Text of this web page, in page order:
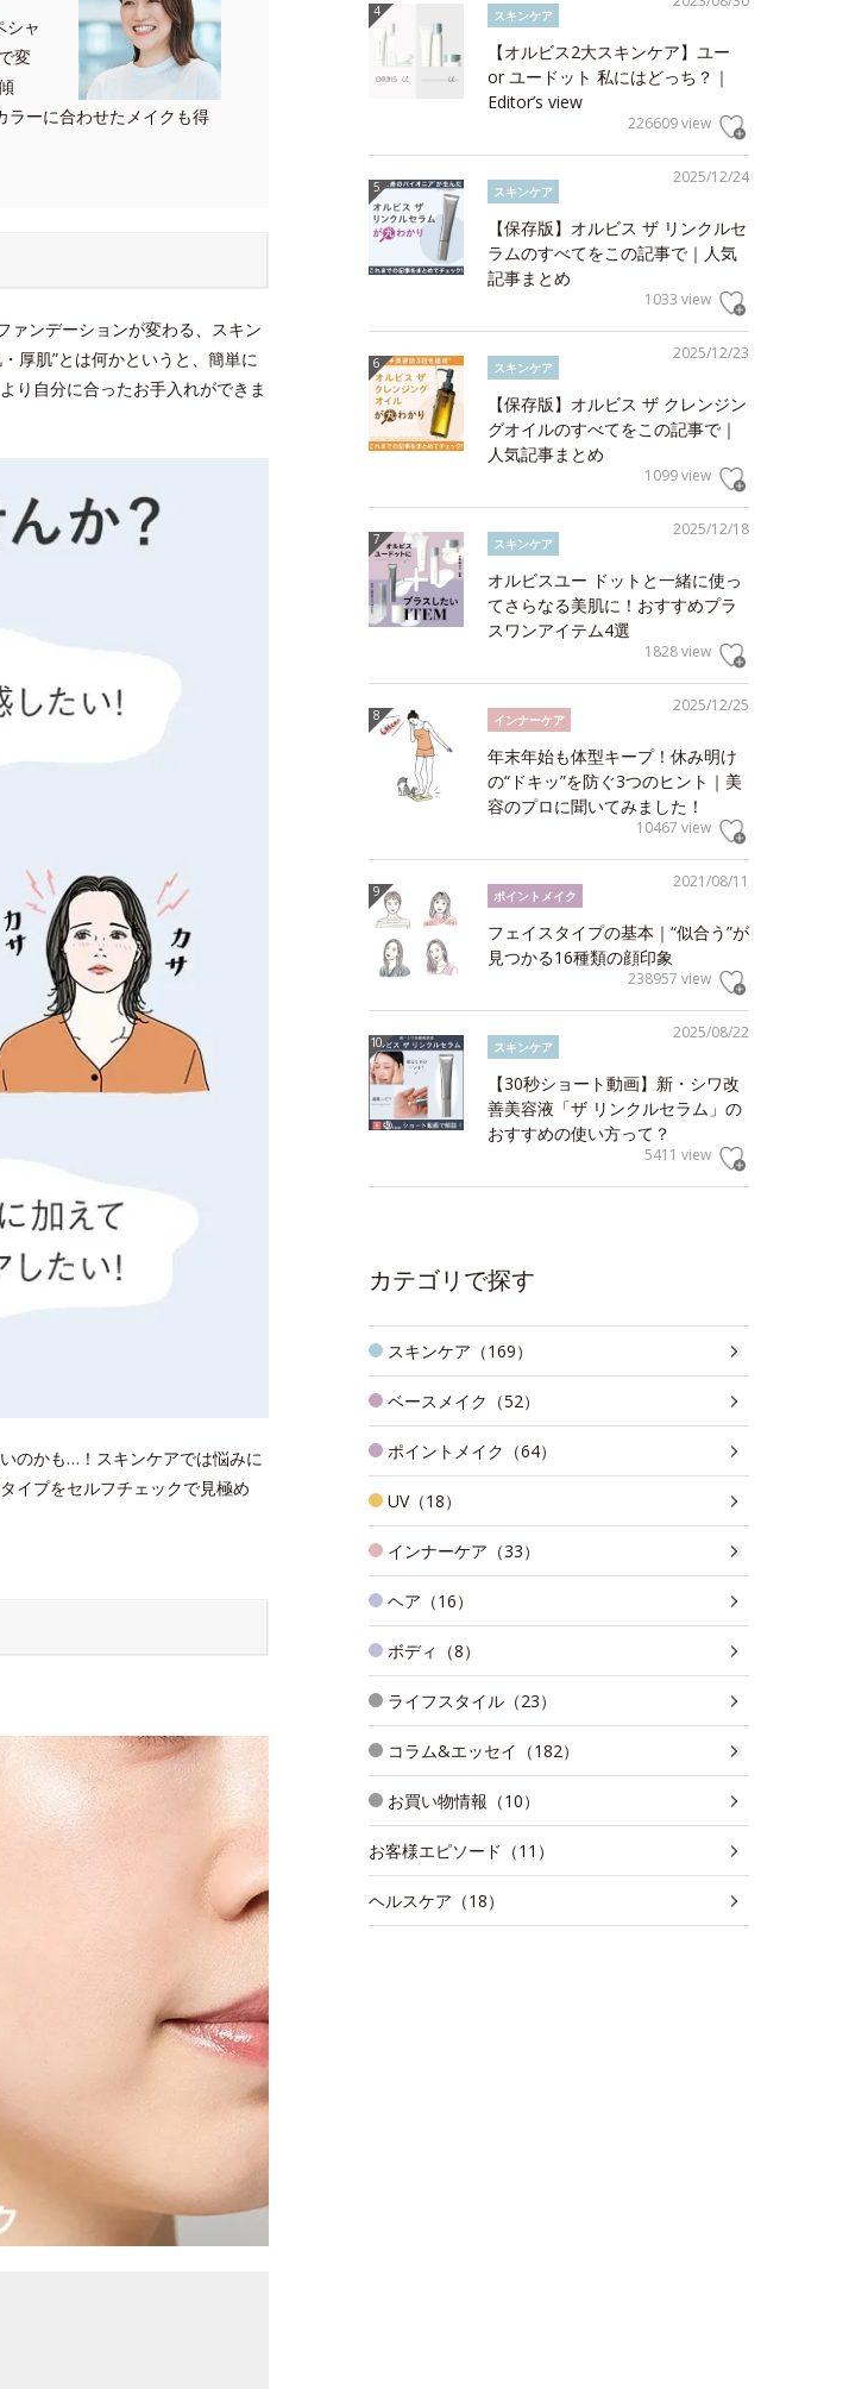
シャ
変
ラーに合わせたメイクも得
ンデーションが変わる、スキン
厚肌”とは何かというと、簡単に
り自分に合ったお手入れができま
のかも…！スキンケアでは悩みに
イプをセルフチェックで見極め
スキンケア
【オルビス2大スキンケア】ユー
or ユードット 私にはどっち？｜
Editor’s view
226609 view
2025/12/24
スキンケア
【保存版】オルビス ザ リンクルセ
ラムのすべてをこの記事で｜人気
記事まとめ
1033 view
2025/12/23
スキンケア
【保存版】オルビス ザ クレンジン
グオイルのすべてをこの記事で｜
人気記事まとめ
1099 view
2025/12/18
スキンケア
オルビスユー ドットと一緒に使っ
てさらなる美肌に！おすすめプラ
スワンアイテム4選
1828 view
2025/12/25
インナーケア
年末年始も体型キープ！休み明け
の“ドキッ”を防ぐ3つのヒント｜美
容のプロに聞いてみました！
10467 view
2021/08/11
ポイントメイク
フェイスタイプの基本｜“似合う”が
見つかる16種類の顔印象
238957 view
2025/08/22
スキンケア
【30秒ショート動画】新・シワ改
善美容液「ザ リンクルセラム」の
おすすめの使い方って？
5411 view
カテゴリで探す
スキンケア（169）
ベースメイク（52）
ポイントメイク（64）
UV（18）
インナーケア（33）
ヘア（16）
ボディ（8）
ライフスタイル（23）
コラム&エッセイ（182）
お買い物情報（10）
お客様エピソード（11）
ヘルスケア（18）